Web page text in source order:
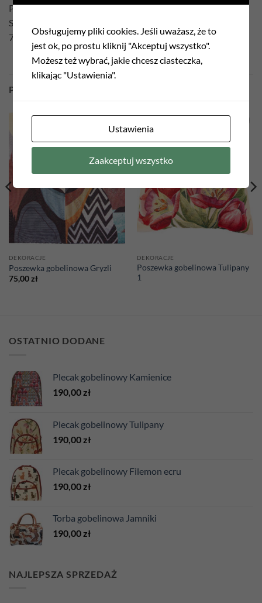
Prostokąt
Skład
75% Poliester 22% Bawełna 3% Akryl
PODOBNE PRODUKTY
DEKORACJE
Poszewka gobelinowa Gryzli
75,00zł
DEKORACJE
Poszewka gobelinowa Tulipany
1
OSTATNIO DODANE
Plecak gobelinowy Kamienice
190,00 zł
Plecak gobelinowy Tulipany
190,00 zł
Plecak gobelinowy Filemon ecru
190,00 zł
Torba gobelinowa Jamniki
190,00 zł
NAJLEPSZA SPRZEDAŻ
Obsługujemy pliki cookies. Jeśli uważasz, że to
jest ok, po prostu kliknij "Akceptuj wszystko".
Możesz też wybrać, jakie chcesz ciasteczka,
klikając "Ustawienia".
Ustawienia
Zaakceptuj wszystko